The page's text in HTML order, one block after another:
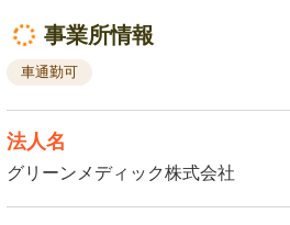
事業所情報
車通勤可
法人名
グリーンメディック株式会社